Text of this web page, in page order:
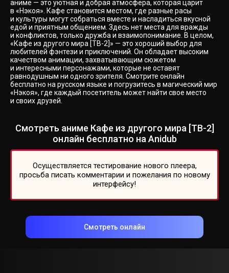
аниме — это уютная и добрая атмосфера, которая царит
в «Нэкоя». Кафе становится местом, где разные расы
и культуры могут собраться вместе и насладиться вкусной
едой и приятным общением. Здесь нет места для вражды
и конфликтов, только дружба и взаимопонимание. В целом,
«Кафе из другого мира [ТВ-2]» — это хороший выбор для
любителей фэнтези и приключений. Он обладает высоким
качеством анимации, захватывающим сюжетом
и интересными персонажами, которые не оставят
равнодушным ни одного зрителя. Смотрите онлайн
бесплатно на русском языке и погрузитесь в магический мир
«Нэкоя», где каждый посетитель может найти свое место
и своих друзей.
Смотреть аниме Кафе из другого мира [ТВ-2]
онлайн бесплатно на Anidub
Осуществляется тестирование нового плеера,
просьба писать комментарии и пожелания по новому
интерфейсу!
Смотреть онлайн